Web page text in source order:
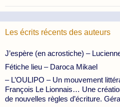
Les écrits récents des auteurs
J’espère (en acrostiche) –
Fétiche lieu – Daroca Mikael
– L’OULIPO – Un mouvement
François Le Lionnais… Une
de nouvelles règles d’écriture.